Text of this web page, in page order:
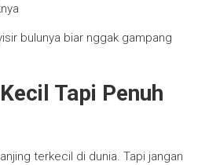
bulunya biar nggak gampang
Tapi Penuh
terkecil di dunia. Tapi jangan